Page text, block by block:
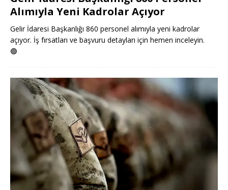
Alımıyla Yeni Kadrolar Açıyor
Gelir İdaresi Başkanlığı 860 personel alımıyla yeni kadrolar
açıyor. İş fırsatları ve başvuru detayları için hemen inceleyin.
🟢